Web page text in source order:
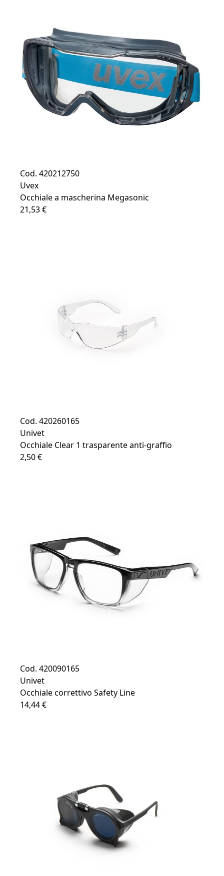
Cod. 420212750
Uvex
Occhiale a mascherina Megasonic
21,53 €
Cod. 420260165
Univet
Occhiale Clear 1 trasparente anti-graffio
2,50 €
Cod. 420090165
Univet
Occhiale correttivo Safety Line
14,44 €